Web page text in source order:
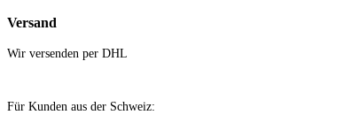
Versand
Wir versenden per DHL
Für Kunden aus der Schweiz: